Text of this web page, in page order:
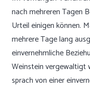
nach mehreren Tagen
Urteil einigen können.
mehrere Tage lang
einvernehmliche
Weinstein vergewaltigt
sprach von einer